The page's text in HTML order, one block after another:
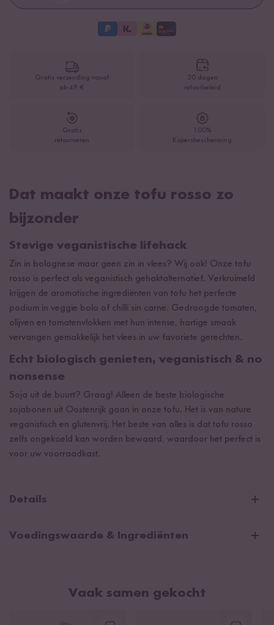
Gratis verzending vanaf
ab 49 €
30 dagen
retourbeleid
Gratis
retourneren
100%
Kopersbescherming
Dat maakt onze tofu rosso zo
bijzonder
Stevige veganistische lifehack
Zin in bolognese maar geen zin in vlees? Wij ook! Onze tofu
rosso is perfect als veganistisch gehaktalternatief. Verkruimeld
krijgen de aromatische ingrediënten van tofu het perfecte
podium in veggie bolo of chilli sin carne. Gedroogde tomaten,
olijven en tomatenvlokken met hun intense, hartige smaak
vervangen gemakkelijk het vlees in uw favoriete gerechten.
Echt biologisch genieten, veganistisch & no
nonsense
Soja uit de buurt? Graag! Alleen de beste biologische
sojabonen uit Oostenrijk gaan in onze tofu. Het is van nature
veganistisch en glutenvrij. Het beste van alles is dat tofu rosso
zelfs ongekoeld kan worden bewaard, waardoor het perfect is
voor uw voorraadkast.
Details
Natuurlijk veganistisch & glutenvrij
Voedingswaarde & Ingrediënten
waarvan verzadigde vetzuren
Vaak samen gekocht